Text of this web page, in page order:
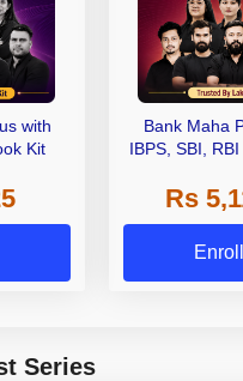
with
Kit
Bank Maha
IBPS, SBI, RBI
Other Grade A
Rs
Series